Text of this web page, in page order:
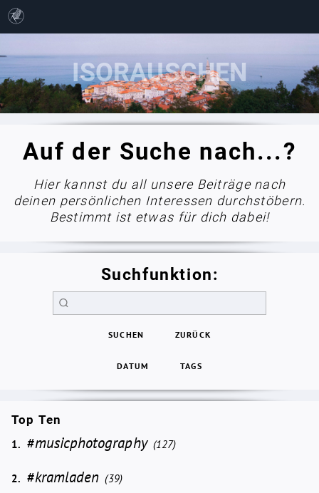
Auf der Suche nach...?
Hier kannst du all unsere Beiträge nach
deinen persönlichen Interessen durchstöbern.
Bestimmt ist etwas für dich dabei!
Suchfunktion:
SUCHEN ZURÜCK
DATUM TAGS
Top Ten
1. #musicphotography (127)
2. #kramladen (39)